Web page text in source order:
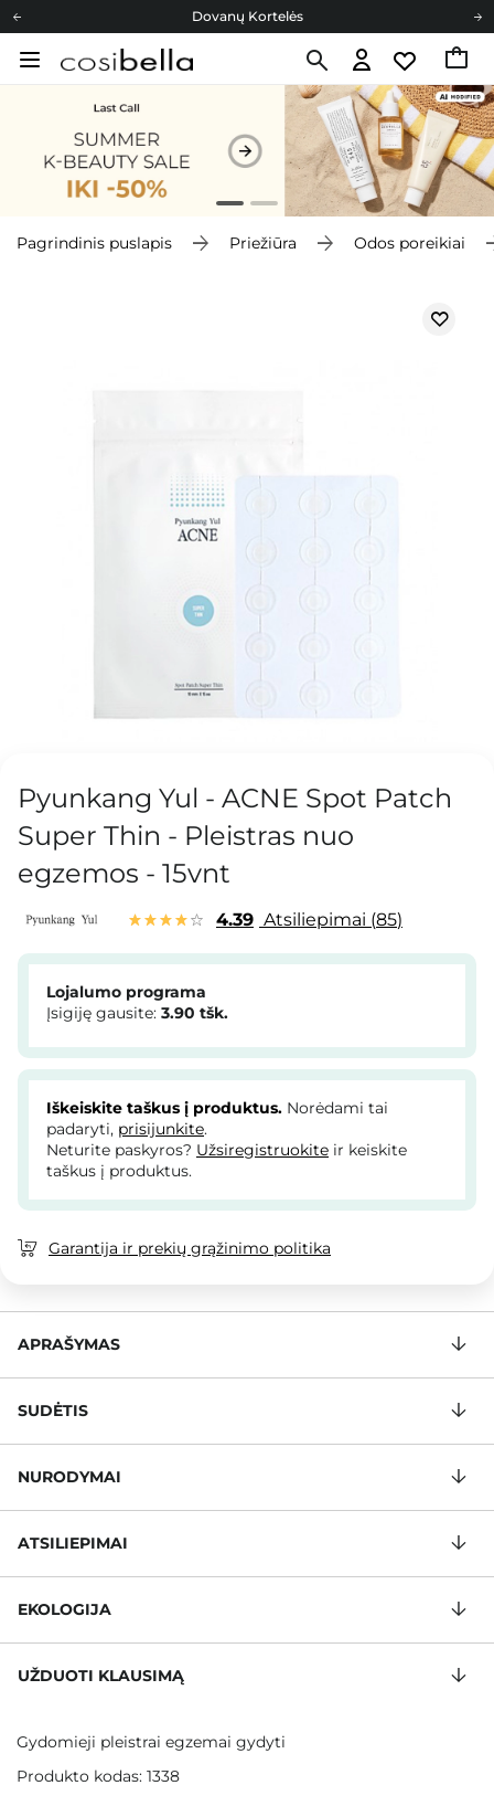
Dovanų Kortelės
Cosibella lojalumo programa
Dovanų Kortelės
Pagrindinis puslapis Priežiūra Odos poreikiai
Pyunkang Yul - ACNE Spot Patch
Super Thin - Pleistras nuo
egzemos - 15vnt
4.39 Atsiliepimai 85
Lojalumo programa
Įsigiję gausite: 3.90 tšk.
Iškeiskite taškus į produktus. Norėdami tai
padaryti, prisijunkite.
Neturite paskyros? Užsiregistruokite ir keiskite
taškus į produktus.
Garantija ir prekių grąžinimo politika
APRAŠYMAS
SUDĖTIS
NURODYMAI
ATSILIEPIMAI
EKOLOGIJA
UŽDUOTI KLAUSIMĄ
Gydomieji pleistrai egzemai gydyti
Produkto kodas: 1338